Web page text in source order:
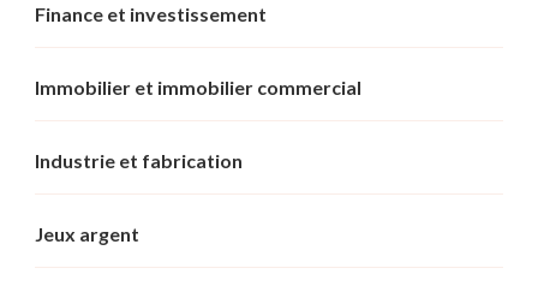
Finance et investissement
Immobilier et immobilier commercial
Industrie et fabrication
Jeux argent